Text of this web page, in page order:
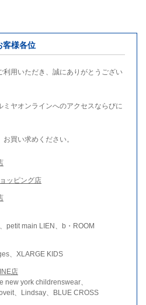
客様各位
利用いただき、誠にありがとうござい
ミヤオンラインへのアクセスならびに
買い求めください。
ッピング店
petit main LIEN、b・ROOM
、XLARGE KIDS
店
new york childrenswear、
、Lindsay、BLUE CROSS